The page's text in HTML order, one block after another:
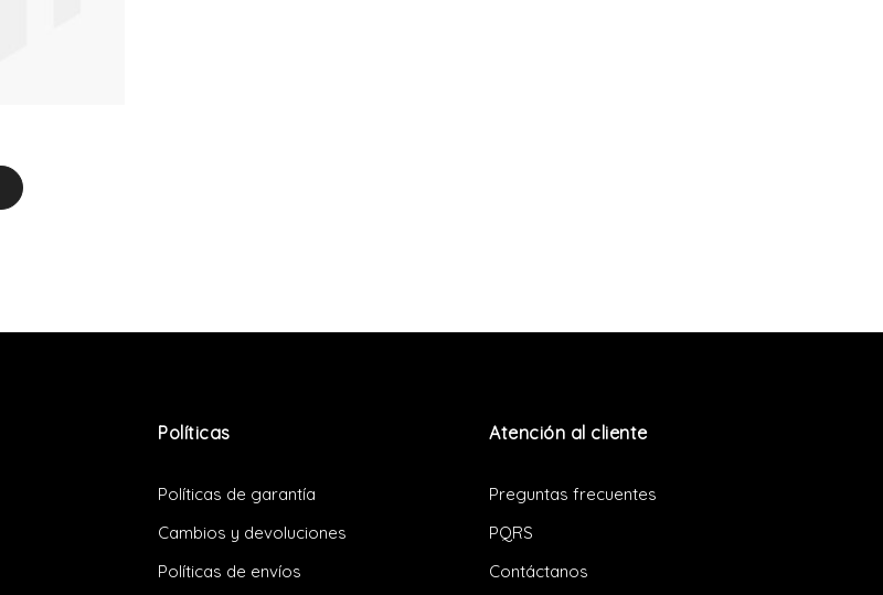
Políticas
Políticas de garantía
Cambios y devoluciones
Políticas de envíos
Atención al cliente
Preguntas frecuentes
PQRS
Contáctanos